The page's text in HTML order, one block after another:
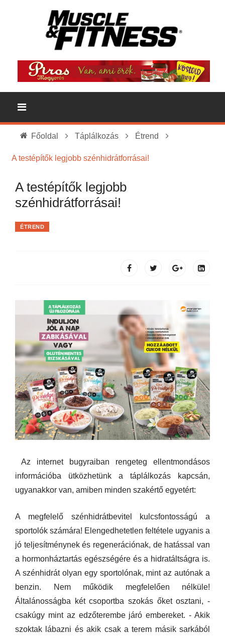
Főoldal Táplálkozás Étrend
A testépítők legjobb szénhidrátforrásai!
A testépítők legjobb
szénhidrátforrásai!
ÉTREND
Az internet bugyraiban rengeteg ellentmondásos
információba ütközhetünk a táplálkozás kapcsán,
ugyanakkor van, amiben minden szakértő egyetért:
A megfelelő szénhidrátbevitel kulcsfontosságú a
sportolók számára! Elengedhetetlen feltétele ugyanis a
jó teljesítménynek és regenerációnak, de hatással van
a hormonháztartás egészségére és a hidratáltságra is.
A szénhidrát olyan egy sportolónak, mint az autónak a
benzin. Nem működik megfelelően nélküle!
Általánosságba két csoportba szokás őket osztani, -
csakúgy mint az edzőterembe járó embereket. - Akik
szoktak lábazni és akik csak a terem másik sarkából